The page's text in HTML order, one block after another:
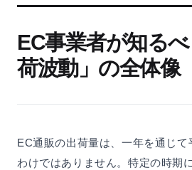
EC事業者が知る
荷波動」の全体像
EC通販の出荷量は、一年を通じて
わけではありません。特定の時期